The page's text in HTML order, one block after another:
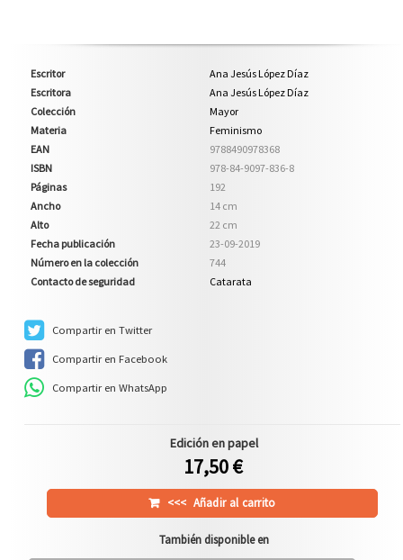
Escritor
Ana Jesús López Díaz
Escritora
Ana Jesús López Díaz
Colección
Mayor
Materia
Feminismo
EAN
9788490978368
ISBN
978-84-9097-836-8
Páginas
192
Ancho
14 cm
Alto
22 cm
Fecha publicación
23-09-2019
Número en la colección
744
Contacto de seguridad
Catarata
Compartir en Twitter
Compartir en Facebook
Compartir en WhatsApp
Edición en papel
17,50 €
<<< Añadir al carrito
También disponible en